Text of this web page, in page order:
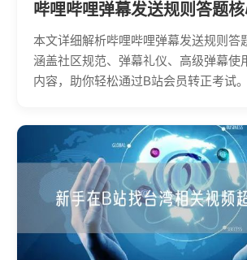
哔哩哔哩弹幕发送规则答题
本文详细解析哔哩哔哩弹幕发送规则答
涵盖社区规范、弹幕礼仪、高级弹幕使
内容，助你轻松通过B站会员转正考试